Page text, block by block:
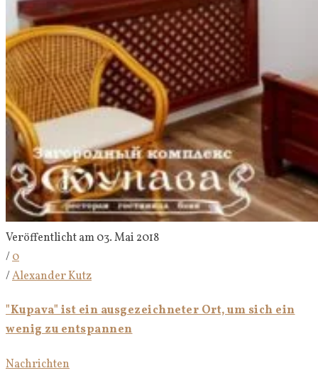
Veröffentlicht am 03. Mai 2018
/0
/Alexander Kutz
"Kupava" ist ein ausgezeichneter Ort, um sich ein
wenig zu entspannen
Nachrichten